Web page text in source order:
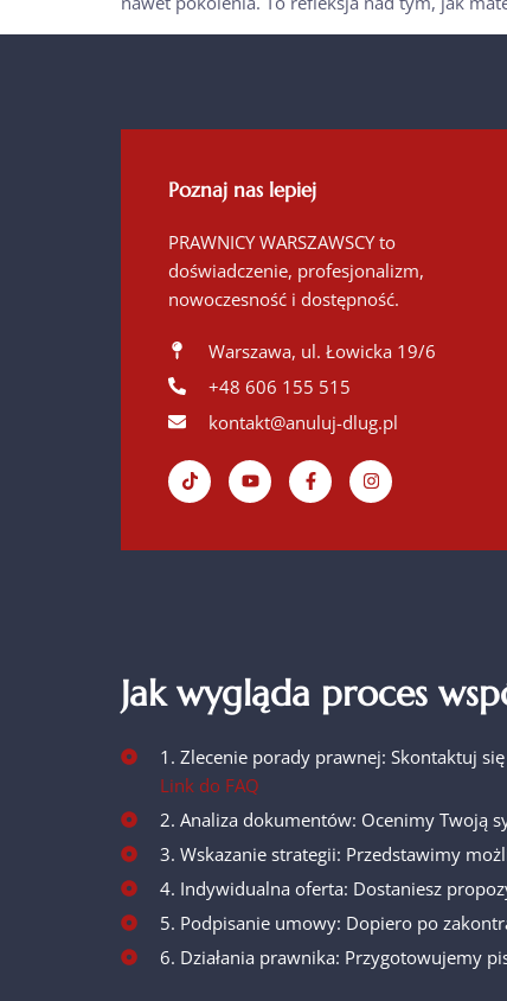
Poznaj nas lepiej
PRAWNICY WARSZAWSCY to
doświadczenie, profesjonalizm,
nowoczesność i dostępność.
Warszawa, ul. Łowicka 19/6
+48 606 155 515
kontakt@anuluj-dlug.pl
Jak wygląda proces
1. Zlecenie porady prawnej: Skontaktuj
Link do FAQ
2. Analiza dokumentów: Ocenimy Twoją
3. Wskazanie strategii: Przedstawimy
4. Indywidualna oferta: Dostaniesz
5. Podpisanie umowy: Dopiero po
6. Działania prawnika: Przygotowujemy